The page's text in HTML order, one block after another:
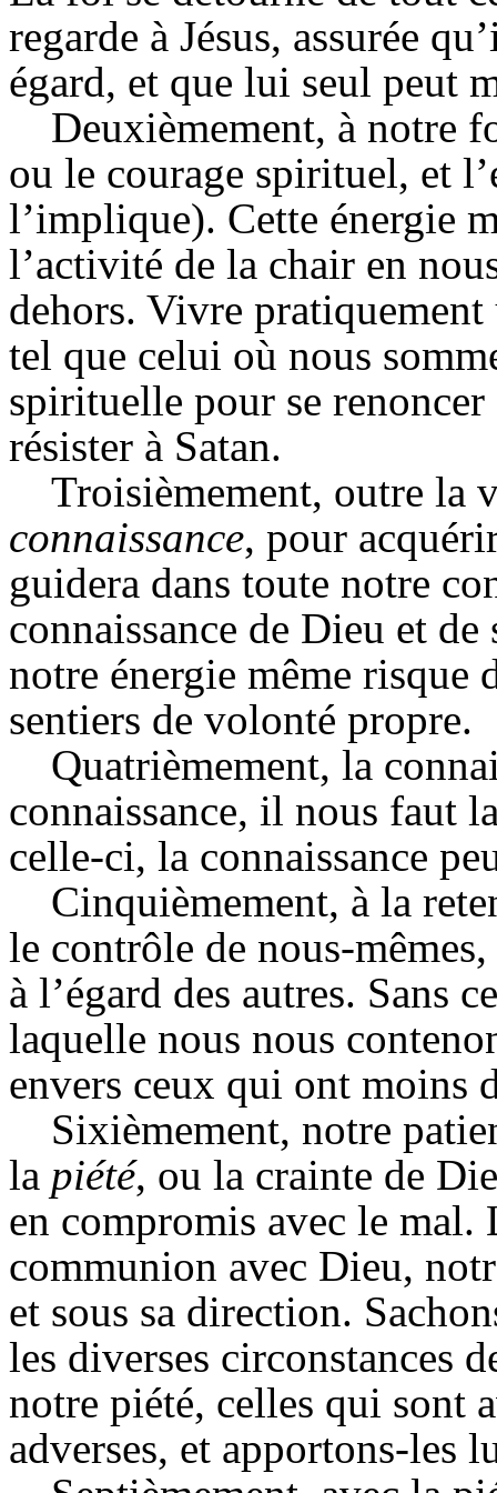
regarde à Jésus, assurée
égard, et que lui seul peut
Deuxièmement, à notre
ou le courage spirituel, et
l’implique). Cette énergie
l’activité de la chair en
dehors. Vivre
tel que celui où nous
spirituelle pour se
résister à Satan.
Troisièmement, outre la
connaissance, pour
guidera dans toute notre
connaissance de Dieu et de
notre énergie même risque
sentiers de volonté propre.
Quatrièmement, la
connaissance, il nous faut
celle-ci, la connaissance
Cinquièmement, à la
le contrôle de nous-
à l’égard des autres. Sans
laquelle nous nous
envers ceux qui ont moins
Sixièmement, notre
la piété, ou la crainte de
en compromis avec le mal.
communion avec Dieu,
et sous sa direction.
les diverses circonstances
notre piété, celles qui sont
adverses, et apportons-les